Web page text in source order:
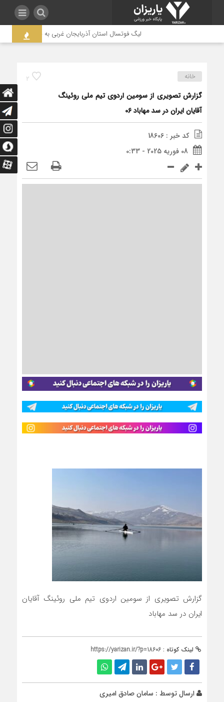
لیگ فوتسال استان آذربایجان غربی به جنجال کشیده
2 خانه
گزارش تصویری از سومین اردوی تیم ملی روئینگ
آقایان ایران در سد مهاباد 06
کد خبر : 18606
08 فوریه 2025 - 0:33
گزارش تصویری از سومین اردوی تیم ملی روئینگ آقایان
ایران در سد مهاباد
لینک کوتاه : https://yarizan.ir/?p=18606
ارسال توسط : سامان صادق امیری